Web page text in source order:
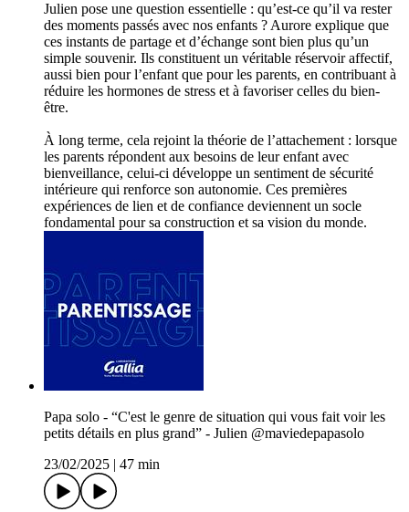
Julien pose une question essentielle : qu’est-ce qu’il va rester
des moments passés avec nos enfants ? Aurore explique que
ces instants de partage et d’échange sont bien plus qu’un
simple souvenir. Ils constituent un véritable réservoir affectif,
aussi bien pour l’enfant que pour les parents, en contribuant à
réduire les hormones de stress et à favoriser celles du bien-
être.
À long terme, cela rejoint la théorie de l’attachement : lorsque
les parents répondent aux besoins de leur enfant avec
bienveillance, celui-ci développe un sentiment de sécurité
intérieure qui renforce son autonomie. Ces premières
expériences de lien et de confiance deviennent un socle
fondamental pour sa construction et sa vision du monde.
Papa solo - “C'est le genre de situation qui vous fait voir les
petits détails en plus grand” - Julien @‌maviedepapasolo
23/02/2025
47 min